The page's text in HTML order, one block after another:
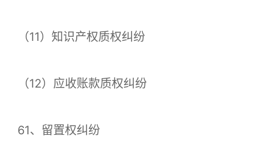
（11）知识产权质权纠纷
（12）应收账款质权纠纷
61、留置权纠纷